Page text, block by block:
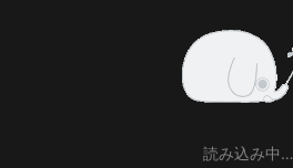
読み込み中…